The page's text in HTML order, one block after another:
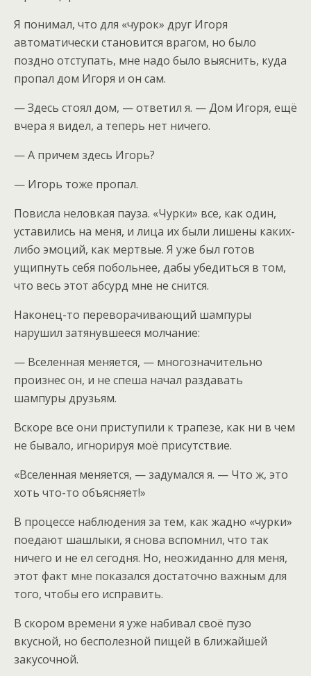
Я понимал, что для «чурок» друг Игоря
автоматически становится врагом, но было
поздно отступать, мне надо было выяснить, куда
пропал дом Игоря и он сам.
— Здесь стоял дом, — ответил я. — Дом Игоря, ещё
вчера я видел, а теперь нет ничего.
— А причем здесь Игорь?
— Игорь тоже пропал.
Повисла неловкая пауза. «Чурки» все, как один,
уставились на меня, и лица их были лишены каких-
либо эмоций, как мертвые. Я уже был готов
ущипнуть себя побольнее, дабы убедиться в том,
что весь этот абсурд мне не снится.
Наконец-то переворачивающий шампуры
нарушил затянувшееся молчание:
— Вселенная меняется, — многозначительно
произнес он, и не спеша начал раздавать
шампуры друзьям.
Вскоре все они приступили к трапезе, как ни в чем
не бывало, игнорируя моё присутствие.
«Вселенная меняется, — задумался я. — Что ж, это
хоть что-то объясняет!»
В процессе наблюдения за тем, как жадно «чурки»
поедают шашлыки, я снова вспомнил, что так
ничего и не ел сегодня. Но, неожиданно для меня,
этот факт мне показался достаточно важным для
того, чтобы его исправить.
В скором времени я уже набивал своё пузо
вкусной, но бесполезной пищей в ближайшей
закусочной.